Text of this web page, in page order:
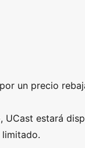
un precio
estará